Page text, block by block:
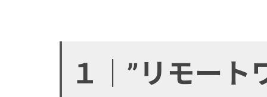
１｜”リモー